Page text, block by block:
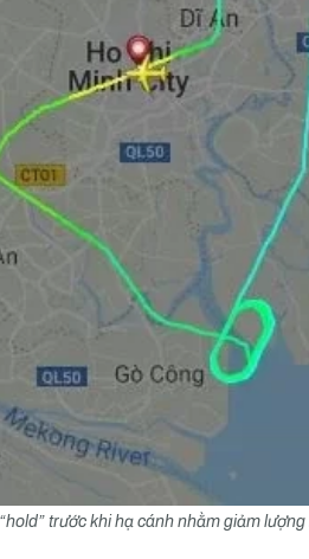
trước khi hạ cánh nhằm giảm